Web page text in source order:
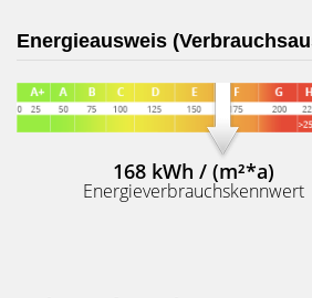
Energieausweis
168 kWh / (m²*a)
Energieverbrauchskennwert